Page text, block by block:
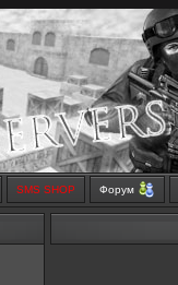
SMS SHOP Форум